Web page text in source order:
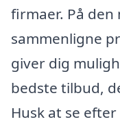
firmaer. På den
sammenligne
giver dig
bedste tilbud,
Husk at se